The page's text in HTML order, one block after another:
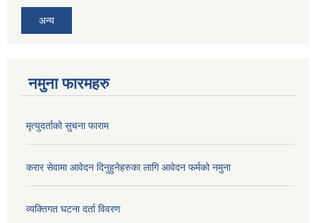
अन्य
नमुना फारमहरु
मृत्युदर्ताको सुचना फाराम
करार सेवामा आवेदन दिनुहुनेहरुका लागि आवेदन फर्मको नमुना
व्यक्तिगत घटना दर्ता विवरण